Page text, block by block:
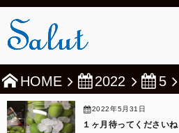
HOME 2022 5
2022年5月31日
１ヶ月待ってくださいね